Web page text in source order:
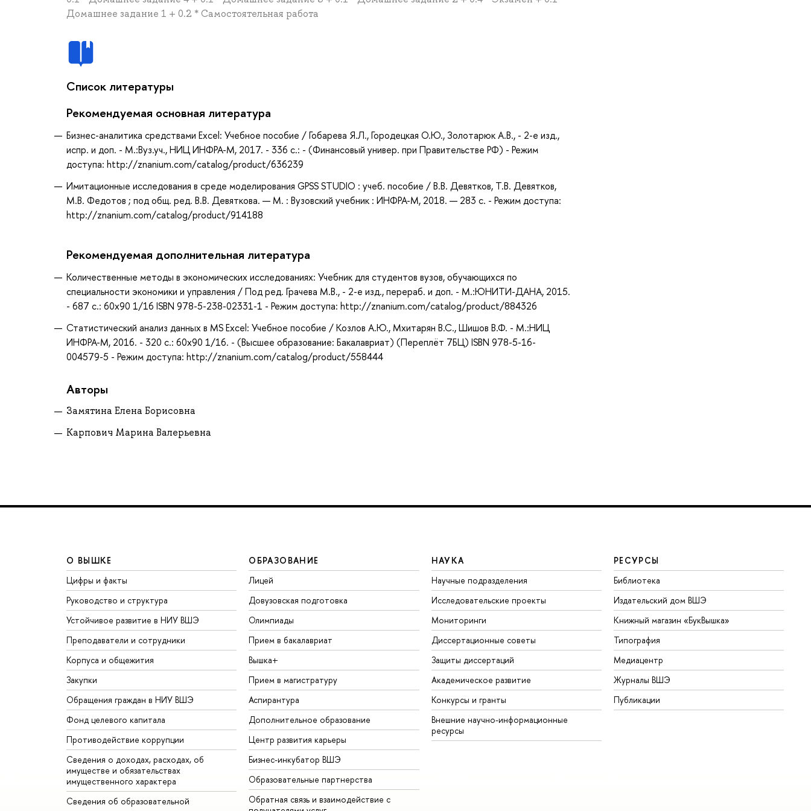
Домашнее задание 1 + 0.2 * Самостоятельная работа
Список литературы
Рекомендуемая основная литература
Бизнес-аналитика средствами Excel: Учебное пособие / Гобарева Я.Л., Городецкая О.Ю., Золотарюк А.В., - 2-е изд.,
испр. и доп. - М.:Вуз.уч., НИЦ ИНФРА-М, 2017. - 336 с.: - (Финансовый универ. при Правительстве РФ) - Режим
доступа: http://znanium.com/catalog/product/636239
Имитационные исследования в среде моделирования GPSS STUDIO : учеб. пособие / В.В. Девятков, Т.В. Девятков,
М.В. Федотов ; под общ. ред. В.В. Девяткова. — М. : Вузовский учебник : ИНФРА-М, 2018. — 283 с. - Режим доступа:
http://znanium.com/catalog/product/914188
Рекомендуемая дополнительная литература
Количественные методы в экономических исследованиях: Учебник для студентов вузов, обучающихся по
специальности экономики и управления / Под ред. Грачева М.В., - 2-е изд., перераб. и доп. - М.:ЮНИТИ-ДАНА, 2015.
- 687 с.: 60x90 1/16 ISBN 978-5-238-02331-1 - Режим доступа: http://znanium.com/catalog/product/884326
Статистический анализ данных в MS Excel: Учебное пособие / Козлов А.Ю., Мхитарян В.С., Шишов В.Ф. - М.:НИЦ
ИНФРА-М, 2016. - 320 с.: 60x90 1/16. - (Высшее образование: Бакалавриат) (Переплёт 7БЦ) ISBN 978-5-16-
004579-5 - Режим доступа: http://znanium.com/catalog/product/558444
Авторы
Замятина Елена Борисовна
Карпович Марина Валерьевна
О ВЫШКЕ
Цифры и факты
Руководство и структура
Устойчивое развитие в НИУ ВШЭ
Преподаватели и сотрудники
Корпуса и общежития
Закупки
Обращения граждан в НИУ ВШЭ
Фонд целевого капитала
Противодействие коррупции
Сведения о доходах, расходах, об
имуществе и обязательствах
имущественного характера
Сведения об образовательной
ОБРАЗОВАНИЕ
Лицей
Довузовская подготовка
Олимпиады
Прием в бакалавриат
Вышка+
Прием в магистратуру
Аспирантура
Дополнительное образование
Центр развития карьеры
Бизнес-инкубатор ВШЭ
Образовательные партнерства
Обратная связь и взаимодействие с
НАУКА
Научные подразделения
Исследовательские проекты
Мониторинги
Диссертационные советы
Защиты диссертаций
Академическое развитие
Конкурсы и гранты
Внешние научно-информационные
ресурсы
РЕСУРСЫ
Библиотека
Издательский дом ВШЭ
Книжный магазин «БукВышка»
Типография
Медиацентр
Журналы ВШЭ
Публикации